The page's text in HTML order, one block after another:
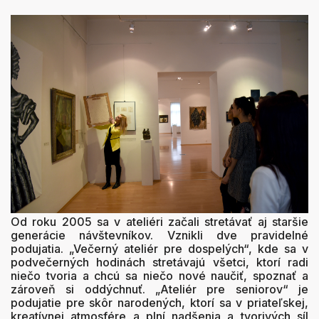
Od roku 2005 sa v ateliéri začali stretávať aj staršie
generácie návštevníkov. Vznikli dve pravidelné
podujatia. „Večerný ateliér pre dospelých“, kde sa v
podvečerných hodinách stretávajú všetci, ktorí radi
niečo tvoria a chcú sa niečo nové naučiť, spoznať a
zároveň si oddýchnuť. „Ateliér pre seniorov“ je
podujatie pre skôr narodených, ktorí sa v priateľskej,
kreatívnej atmosfére a plní nadšenia a tvorivých síl